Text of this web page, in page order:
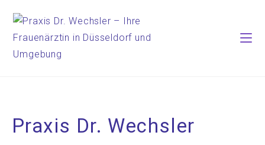
Praxis Dr. Wechsler